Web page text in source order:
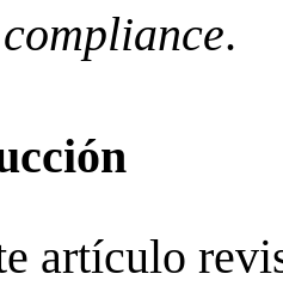
.
artículo